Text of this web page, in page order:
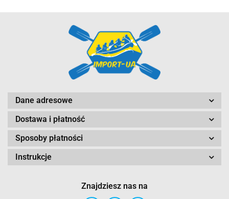
GriSport
Dane adresowe
Dostawa i płatność
Sposoby płatności
Instrukcje
Znajdziesz nas na